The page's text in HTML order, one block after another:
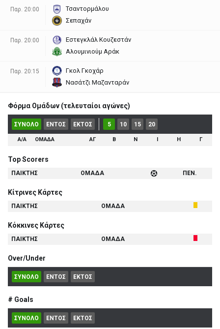
Παρ. 20:00
Τσαντορμάλου
Σεπαχάν
Παρ. 20:00
Εστεγκλάλ Κουζεστάν
Αλουμινιούμ Αράκ
Παρ. 20:15
Γκολ Γκοχάρ
Νασάτζι Μαζανταράν
Φόρμα Ομάδων (τελευταίοι αγώνες)
ΣΥΝΟΛΟ ΕΝΤΟΣ ΕΚΤΟΣ 5 10 15 20
Α/Α ΟΜΑΔΑ ΑΓ Β Ν Ι Η Γ
Top Scorers
ΠΑΙΚΤΗΣ ΟΜΑΔΑ ΠΕΝ.
Κίτρινες Κάρτες
ΠΑΙΚΤΗΣ ΟΜΑΔΑ
Κόκκινες Κάρτες
ΠΑΙΚΤΗΣ ΟΜΑΔΑ
Over/Under
ΣΥΝΟΛΟ ΕΝΤΟΣ ΕΚΤΟΣ
# Goals
ΣΥΝΟΛΟ ΕΝΤΟΣ ΕΚΤΟΣ